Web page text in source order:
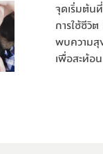
จุดเริ่มต้น
การใช้ชีวิ
พบความสุ
เพื่อสะท้อ